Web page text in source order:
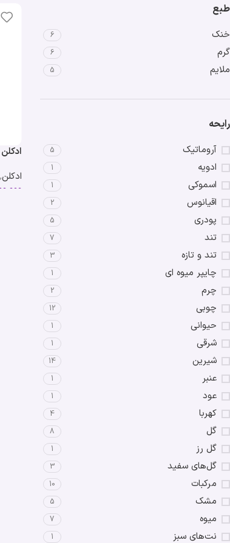
طبع
خنک 6
گرم 6
ملایم 5
رایحه
آروماتیک 5
ادویه 1
اسموکی 1
اقیانوس 2
پودری 5
تند 7
تند و تازه 3
چایپر میوه ای 1
چرم 2
چوبی 12
حیوانی 1
شرقی 1
شیرین 14
عنبر 1
عود 1
کهربا 4
گل 8
گل رز 1
گل‌های سفید 3
مرکبات 10
مشک 5
میوه 7
نت‌های سبز 1
ادکلن,